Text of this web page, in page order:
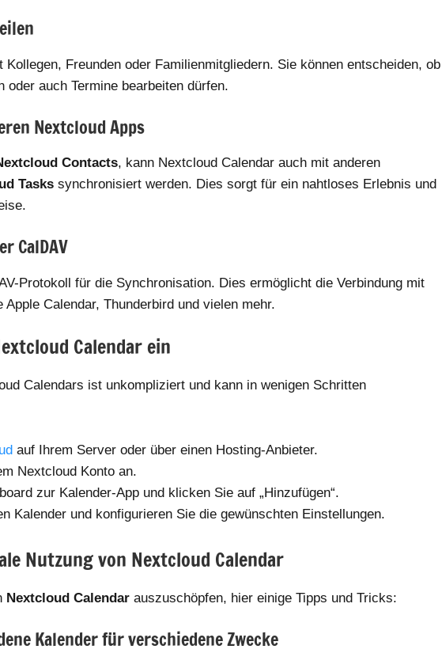
Kollegen, Freunden oder Familienmitgliedern. Sie können entscheiden, ob
oder auch Termine bearbeiten dürfen.
Nextcloud Apps
Contacts, kann Nextcloud Calendar auch mit anderen
Taskssynchronisiert werden. Dies sorgt für ein nahtloses Erlebnis und
CalDAV
Protokoll für die Synchronisation. Dies ermöglicht die Verbindung mit
Calendar, Thunderbird und vielen mehr.
Calendar ein
Calendars ist unkompliziert und kann in wenigen Schritten
auf Ihrem Server oder über einen Hosting-Anbieter.
Nextcloud Konto an.
zur Kalender-App und klicken Sie auf „Hinzufügen“.
Kalender und konfigurieren Sie die gewünschten Einstellungen.
Nutzung von Nextcloud Calendar
Nextcloud Calendarauszuschöpfen, hier einige Tipps und Tricks:
Kalender für verschiedene Zwecke